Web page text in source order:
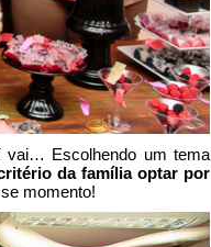
vai… Escolhendo um tema
da família optar por
momento!